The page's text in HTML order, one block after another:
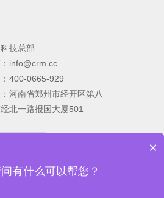
技总部
info@crm.cc
400-0665-929
河南省郑州市经开区第八
北一路报国大厦501
×
有什么可以帮您？